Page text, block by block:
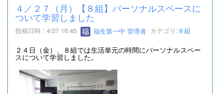
４／２７（月）【８組】パーソナルスペースに
ついて学習しました
投稿日時 : 4/27 16:45 福生第一中 管理者 カテゴリ: ８組
２４日（金）、８組では生活単元の時間にパーソナルスペー
スについて学習しました。